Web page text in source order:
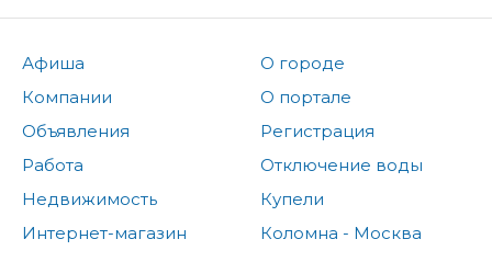
Афиша
Компании
Объявления
Работа
Недвижимость
Интернет-магазин
О городе
О портале
Регистрация
Отключение воды
Купели
Коломна - Москва